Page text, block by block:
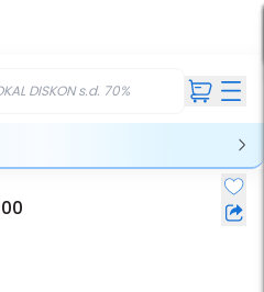
DISKON s.d. 70%